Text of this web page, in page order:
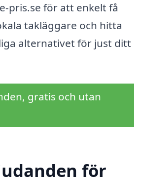
pris.se för att enkelt få
takläggare och hitta
alternativet för just ditt
gratis och utan
för